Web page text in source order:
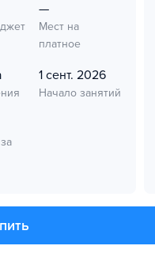
—
Мест на
платное
1 сент. 2026
Начало занятий